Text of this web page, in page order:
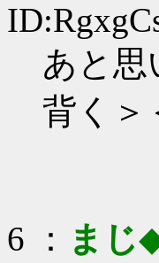
あと思
背く＞
6 ： まじ